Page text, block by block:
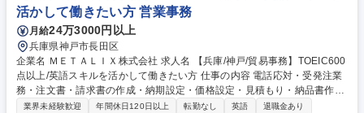
活かして働きたい方 営業事務
月給24万3000円以上
兵庫県神戸市長田区
企業名 ＭＥＴＡＬＩＸ株式会社 求人名 【兵庫/神戸/貿易事務】TOEIC600
点以上/英語スキルを活かして働きたい方 仕事の内容 電話応対・受発注業
務・注文書・請求書の作成・納期設定・価格設定・見積もり・納品書作成
など、営業メンバーのサポート業務など社員が働きやすい環境づくりをお
業界未経験歓迎 年間休日120日以上 転勤なし 英語
退職金あり